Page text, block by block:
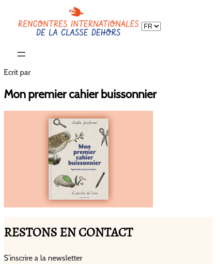
Choisir
Ecrit par
Mon premier cahier buissonnier
RESTONS EN CONTACT
S’inscrire a la newsletter